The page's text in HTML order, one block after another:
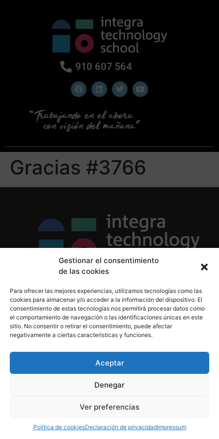
Gestionar el consentimiento
de las cookies
Para ofrecer las mejores experiencias, utilizamos tecnologías como las
cookies para almacenar y/o acceder a la información del dispositivo. El
consentimiento de estas tecnologías nos permitirá procesar datos como
el comportamiento de navegación o las identificaciones únicas en este
sitio. No consentir o retirar el consentimiento, puede afectar
negativamente a ciertas características y funciones.
Aceptar
Denegar
Ver preferencias
Política de cookiesDeclaración de privacidadImpressum
910 607 564
Gracias #3766
Política de Cookies
Aviso Legal
910 607 564
derechos reservados